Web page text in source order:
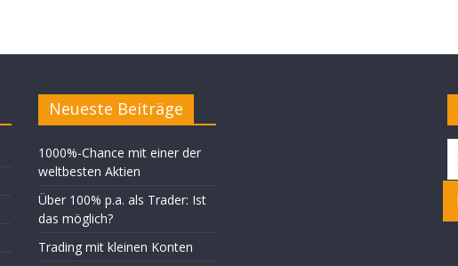
Neueste Beiträge
1000%-Chance mit einer der
weltbesten Aktien
Über 100% p.a. als Trader: Ist
das möglich?
Trading mit kleinen Konten